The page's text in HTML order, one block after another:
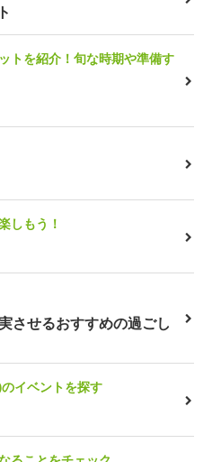
トを紹介！旬な時期や準備す
しもう！
させるおすすめの過ごし
イベントを探す